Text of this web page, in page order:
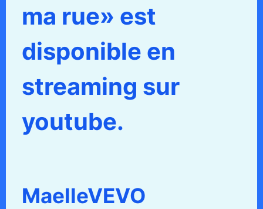
ma rue» est
disponible en
streaming sur
youtube.
MaelleVEVO